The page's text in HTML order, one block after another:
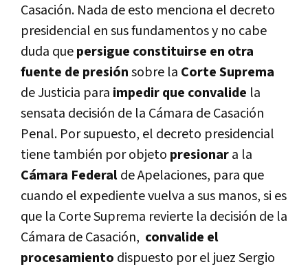
Casación. Nada de esto menciona el decreto
presidencial en sus fundamentos y no cabe
duda quepersigue constituirse en otra
fuente de presiónsobre la Corte Suprema
de Justicia para impedir que convalide la
sensata decisión de la Cámara de Casación
Penal. Por supuesto, el decreto presidencial
tiene también por objeto presionara la
Cámara Federalde Apelaciones, para que
cuando el expediente vuelva a sus manos, si es
que la Corte Suprema revierte la decisión de la
Cámara de Casación, convalide el
procesamiento dispuesto por el juez Sergio